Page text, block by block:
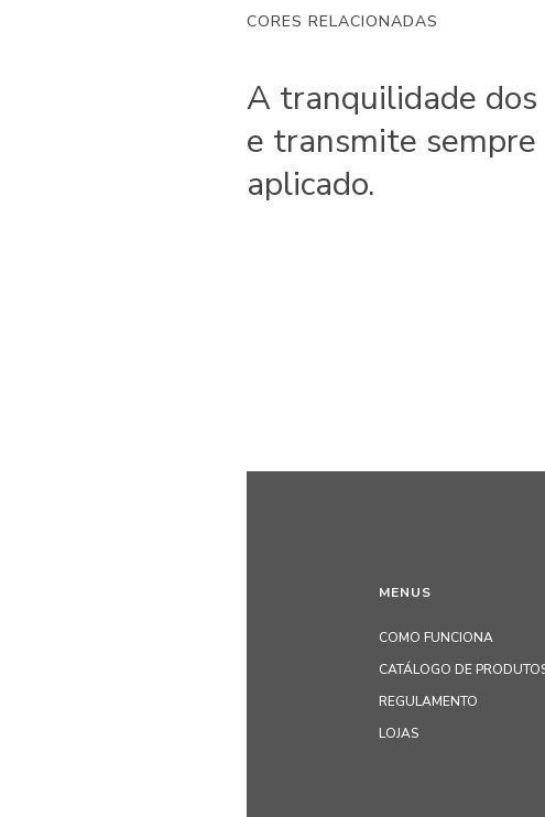
CORES RELACIONADAS
A tranquilidade
e transmite
aplicado.
MENUS
COMO FUNCIONA
CATÁLOGO DE
REGULAMENTO
LOJAS